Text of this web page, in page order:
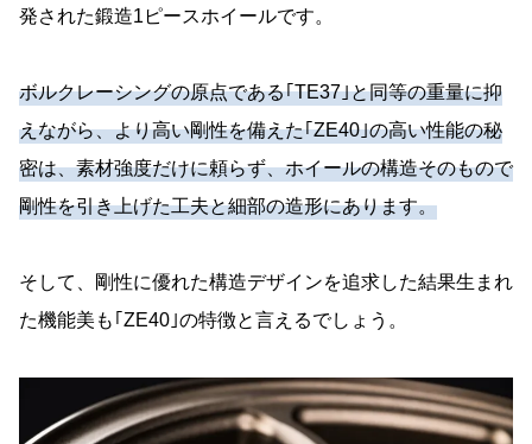
発された鍛造1ピースホイールです。
ボルクレーシングの原点である｢TE37｣と同等の重量に抑
えながら、より高い剛性を備えた｢ZE40｣の高い性能の秘
密は、素材強度だけに頼らず、ホイールの構造そのもので
剛性を引き上げた工夫と細部の造形にあります。
そして、剛性に優れた構造デザインを追求した結果生まれ
た機能美も｢ZE40｣の特徴と言えるでしょう。